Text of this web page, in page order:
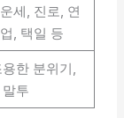
세, 진로, 연
, 택일 등
한 분위기,
투